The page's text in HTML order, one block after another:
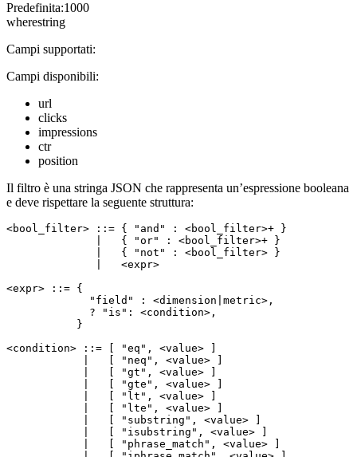
Predefinita:1000
wherestring
Campi supportati:
Campi disponibili:
url
clicks
impressions
ctr
position
Il filtro è una stringa JSON che rappresenta un’espressione booleana
e deve rispettare la seguente struttura:
<bool_filter> ::= { "and" : <bool_filter>+ }
              |   { "or" : <bool_filter>+ }
              |   { "not" : <bool_filter> }
              |   <expr>
<expr> ::= {
             "field" : <dimension|metric>,
             ? "is": <condition>,
           }
<condition> ::= [ "eq", <value> ]
            |   [ "neq", <value> ]
            |   [ "gt", <value> ]
            |   [ "gte", <value> ]
            |   [ "lt", <value> ]
            |   [ "lte", <value> ]
            |   [ "substring", <value> ]
            |   [ "isubstring", <value> ]
            |   [ "phrase_match", <value> ]